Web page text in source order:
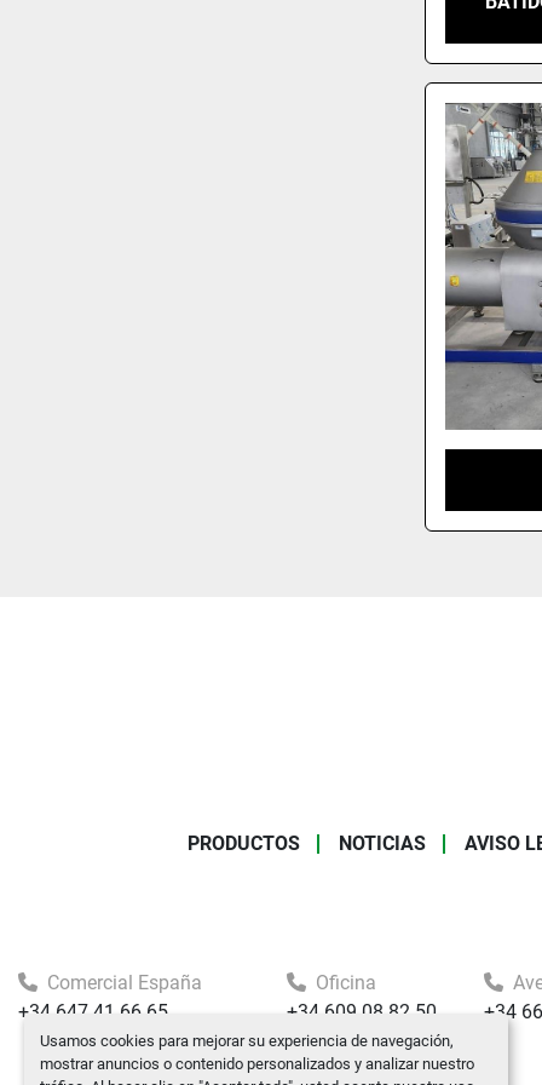
Usamos cookies para mejorar su experiencia de navegación,
mostrar anuncios o contenido personalizados y analizar nuestro
PRODUCTOS NOTICIAS AVISO
Comercial España
+34 647 41 66 65
Oficina
+34 609 08 82 50
+34